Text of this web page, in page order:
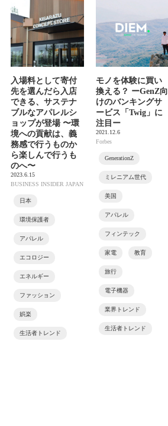
入場料として寄付
先を選んだら入店
できる、サステナ
ブルなアパレルシ
ョップが登場 〜環
境への貢献は、義
務感で行うものか
ら楽しんで行うも
のへ〜
2023.6.15
BUSINESS INSIDER JAPAN
日本
環境保護者
アパレル
エコロジー
エネルギー
ファッション
娯楽
生活者トレンド
モノを体験に買い
換える？ ーGenZ向
けのバンキングサ
ービス「Twig」に
注目ー
2021.12.6
Forbes
GenerationZ
ミレニアム世代
美国
アパレル
フィンテック
家電 教育
旅行
電子機器
業界トレンド
生活者トレンド